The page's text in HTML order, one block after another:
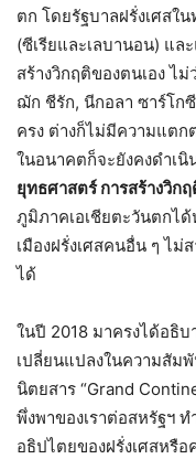
ตก โดยรัฐบาลฝรั่งเศส
(ซีเรียและเลบานอน) แ
สร้างวิกฤติของตนเอง ไ
ฌัก ชีรัก, นีกอลา ซาร์โก
ครง ต่างก็ไม่มีความแตก
ในอนาคตก็จะยังคงดำเ
ยุทธศาสตร์ การสร้างวิก
ภูมิภาคเอเชียตะวันตกไ
เมืองฝรั่งเศสคนอื่น ๆ ไม่
ได้
ในปี 2018 มาครงได้อธิ
เปลี่ยนแปลงในความสัม
นิตยสาร “Grand
พึ่งพาของเราต่อสหรัฐฯ
อธิปไตยของฝรั่งเศสหรื